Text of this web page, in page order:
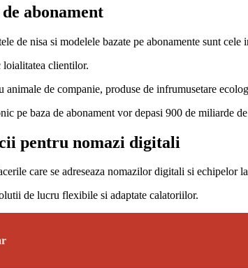
abonament
de nisa si modelele bazate pe abonamente sunt
loialitatea clientilor.
de companie, produse de infrumusetare
pe baza de abonament vor depasi 900 de miliarde
pentru nomazi digitali
care se adreseaza nomazilor digitali si echipelor
de lucru flexibile si adaptate calatoriilor.